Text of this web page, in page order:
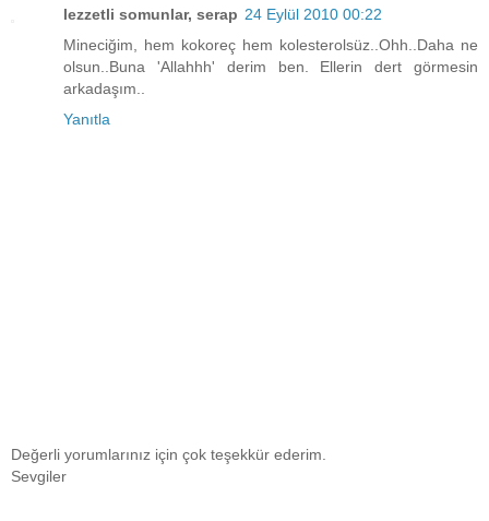
lezzetli somunlar, serap 24 Eylül 2010 00:22
Mineciğim, hem kokoreç hem kolesterolsüz..Ohh..Daha ne
olsun..Buna 'Allahhh' derim ben. Ellerin dert görmesin
arkadaşım..
Yanıtla
Değerli yorumlarınız için çok teşekkür ederim.
Sevgiler